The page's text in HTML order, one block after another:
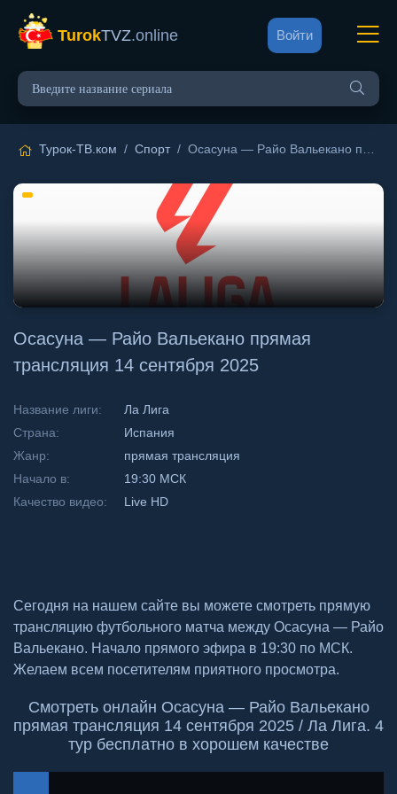
TurokTVZ.online Войти
Турок-ТВ.ком / Спорт/ Осасуна — Райо Вальекано прямая трансляция 14 сентября 2025
Осасуна — Райо Вальекано прямая
трансляция 14 сентября 2025
Название лиги:
Ла Лига
Страна:
Испания
Жанр:
прямая трансляция
Начало в:
19:30 МСК
Качество видео:
Live HD
Сегодня на нашем сайте вы можете смотреть прямую
трансляцию футбольного матча между Осасуна — Райо
Вальекано. Начало прямого эфира в 19:30 по МСК.
Желаем всем посетителям приятного просмотра.
Смотреть онлайн Осасуна — Райо Вальекано
прямая трансляция 14 сентября 2025 / Ла Лига. 4
тур бесплатно в хорошем качестве